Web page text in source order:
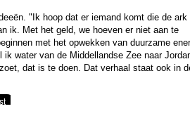
"Ik hoop dat er iemand komt die de ark
ik. Met het geld, we hoeven er niet aan te
met het opwekken van duurzame
water van de Middellandse Zee naar
dat is te doen. Dat verhaal staat ook in